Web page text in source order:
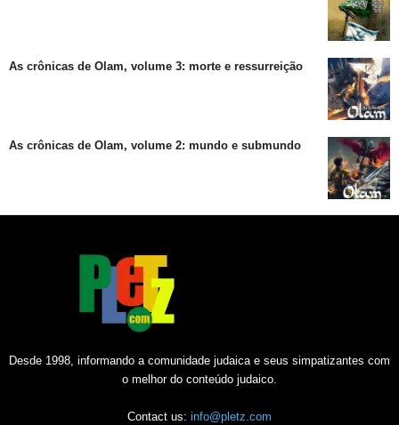
As crônicas de Olam, volume 3: morte e ressurreição
As crônicas de Olam, volume 2: mundo e submundo
Desde 1998, informando a comunidade judaica e seus simpatizantes com
o melhor do conteúdo judaico.
Contact us: info@pletz.com